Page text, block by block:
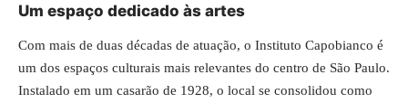
Um espaço dedicado às artes
Com mais de duas décadas de atuação, o Instituto Capobianco é
um dos espaços culturais mais relevantes do centro de São Paulo.
Instalado em um casarão de 1928, o local se consolidou como